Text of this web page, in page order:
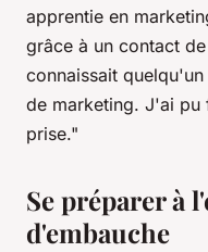
apprentie en
grâce à un contact
connaissait
de marketing. J'ai pu
prise."
Se préparer à
d'embauche